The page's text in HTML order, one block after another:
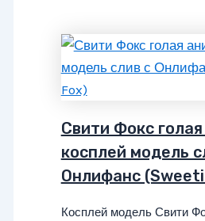
Свити Фокс
косплей модель
Онлифанс
Косплей модель Свити